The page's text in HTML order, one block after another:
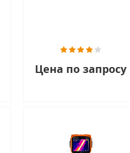
Цена по запросу